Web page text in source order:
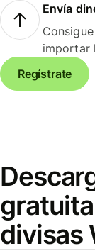
Envía
importar
Regístrate
divisas